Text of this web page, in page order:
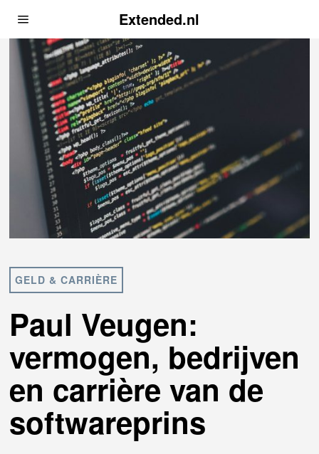
Extended.nl
GELD & CARRIÈRE
Paul Veugen:
vermogen, bedrijven
en carrière van de
softwareprins